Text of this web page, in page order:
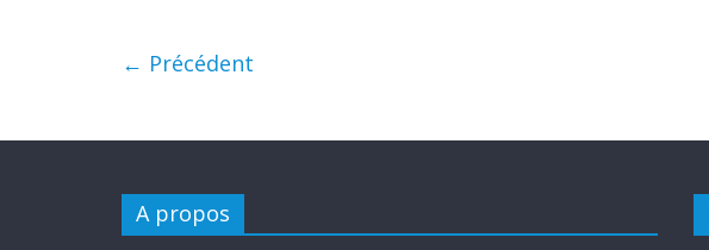
← Précédent
A propos